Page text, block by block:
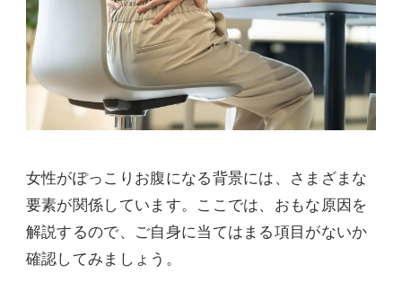
女性がぽっこりお腹になる背景には、さまざまな
要素が関係しています。ここでは、おもな原因を
解説するので、ご自身に当てはまる項目がないか
確認してみましょう。